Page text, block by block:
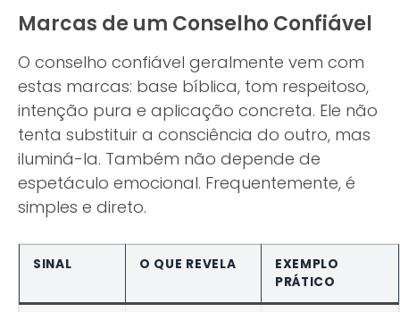
Marcas de um Conselho Confiável
O conselho confiável geralmente vem com
estas marcas: base bíblica, tom respeitoso,
intenção pura e aplicação concreta. Ele não
tenta substituir a consciência do outro, mas
iluminá-la. Também não depende de
espetáculo emocional. Frequentemente, é
simples e direto.
SINAL O QUE REVELA
EXEMPLO
PRÁTICO